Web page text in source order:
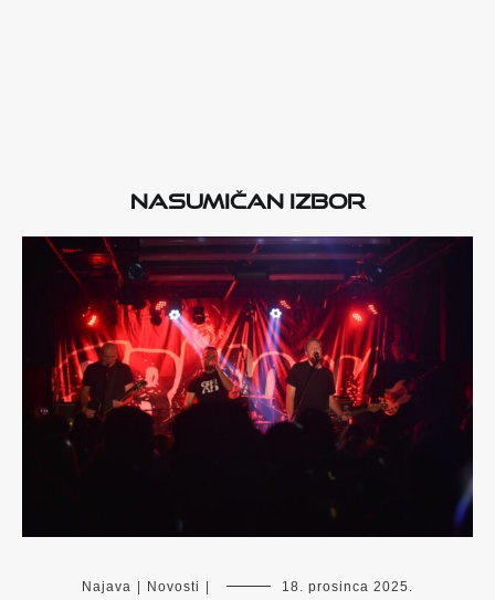
Nasumičan izbor
Najava | Novosti | 18. prosinca 2025.